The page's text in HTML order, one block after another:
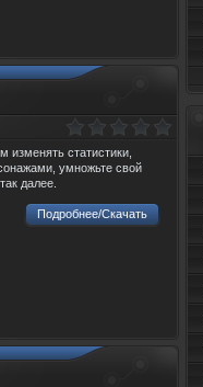
статистики,
умножьте свой
далее.
Подробнее/Скачать